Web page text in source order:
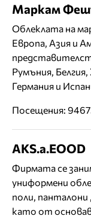
Маркам
Облеклата на
Европа, Азия и
Румъния,
Германия и
Посещения:
AKS.a.EOOD
Фирмата се
униформени
поли, панталони
като от